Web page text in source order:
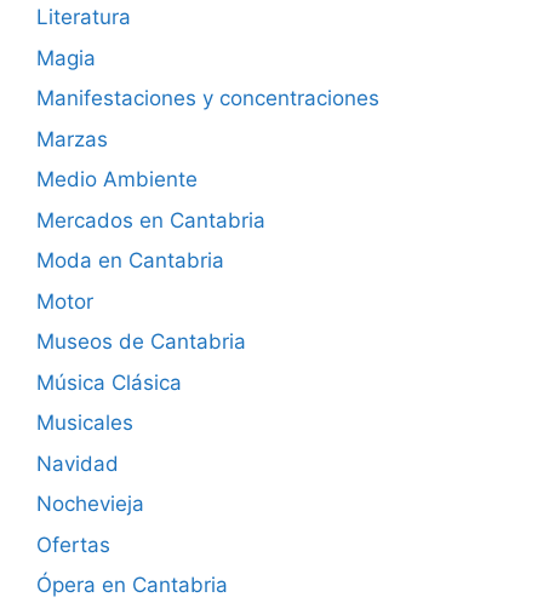
Literatura
Magia
Manifestaciones y concentraciones
Marzas
Medio Ambiente
Mercados en Cantabria
Moda en Cantabria
Motor
Museos de Cantabria
Música Clásica
Musicales
Navidad
Nochevieja
Ofertas
Ópera en Cantabria